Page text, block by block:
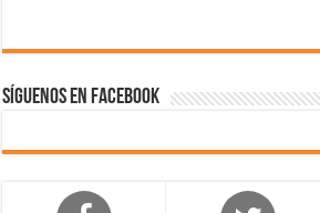
Síguenos en Facebook